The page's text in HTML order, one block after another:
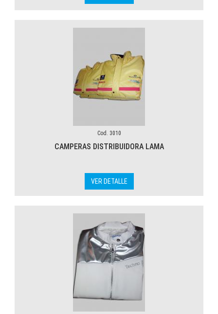
Cod. 3010
CAMPERAS DISTRIBUIDORA LAMA
VER DETALLE